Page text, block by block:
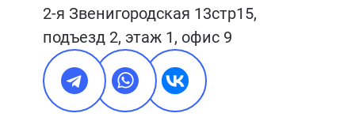
2-я Звенигородская 13стр15,
подъезд 2, этаж 1, офис 9